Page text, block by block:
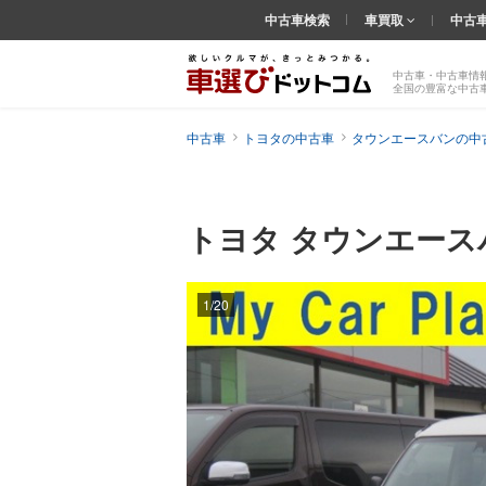
中古車・中古車情
全国の豊富な中古
中古車検索 車買取 中古
中古車 トヨタの中古車 タウンエースバンの中
トヨタ タウンエー
1/20
前の
画像